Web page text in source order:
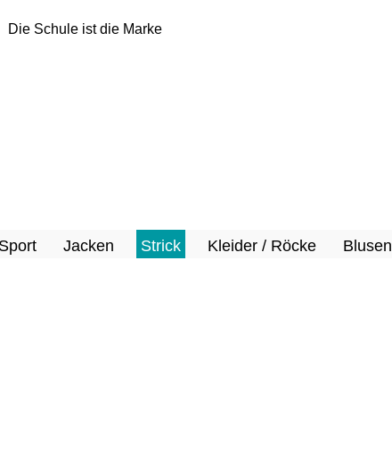
Die Schule ist die Marke
Sport Jacken Strick Kleider / Röcke Blusen